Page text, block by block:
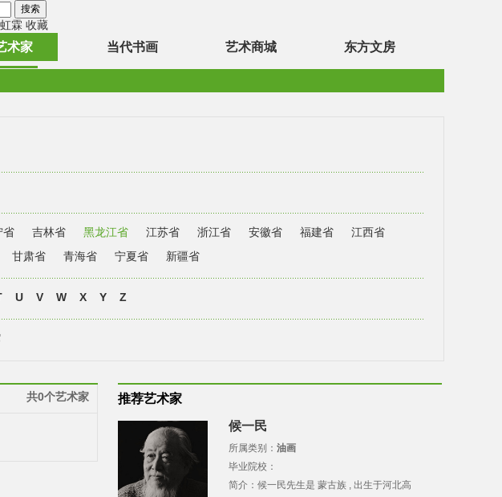
霖 收藏
术家 当代书画 艺术商城 东方文房
省 吉林省 黑龙江省 江苏省 浙江省 安徽省 福建省
江西省
甘肃省 青海省 宁夏省 新疆省
U V W X Y Z
共0个艺术家 推荐艺术家
候一民
所属类别： 油画
毕业院校：
简介：候一民先生是 蒙古族 , 出生于河北高